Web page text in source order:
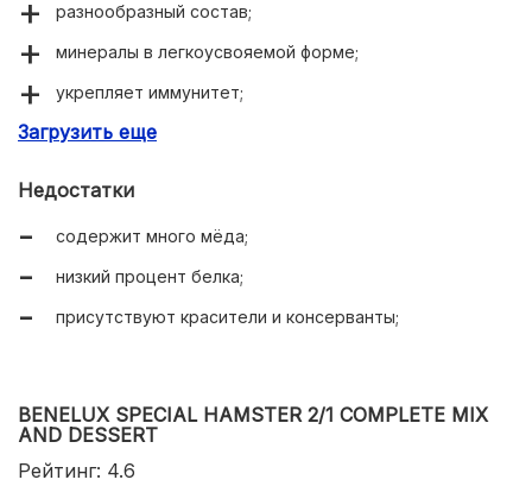
разнообразный состав;
минералы в легкоусвояемой форме;
укрепляет иммунитет;
ценовая доступность;
Загрузить еще
Недостатки
содержит много мёда;
низкий процент белка;
присутствуют красители и консерванты;
BENELUX SPECIAL HAMSTER 2/1 COMPLETE MIX
AND DESSERT
Рейтинг: 4.6